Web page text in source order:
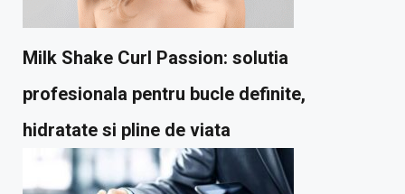
Milk Shake Curl Passion: solutia
profesionala pentru bucle definite,
hidratate si pline de viata